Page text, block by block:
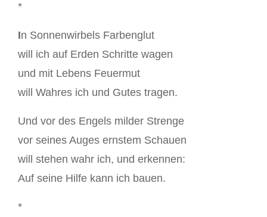
*
In Sonnenwirbels Farbenglut
will ich auf Erden Schritte wagen
und mit Lebens Feuermut
will Wahres ich und Gutes tragen.
Und vor des Engels milder Strenge
vor seines Auges ernstem Schauen
will stehen wahr ich, und erkennen:
Auf seine Hilfe kann ich bauen.
*